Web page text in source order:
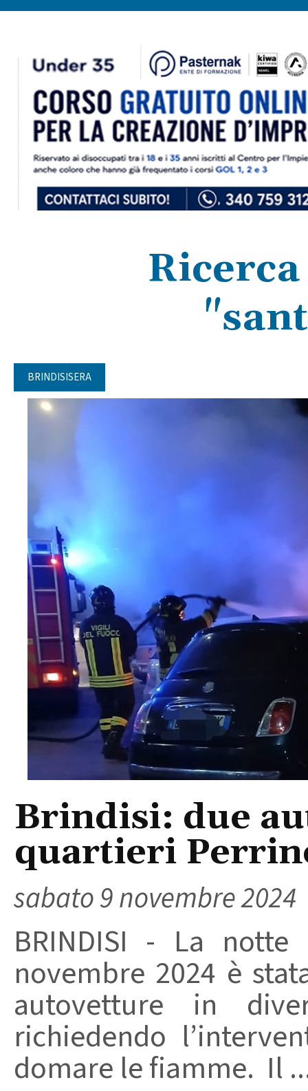
BRINDISISERA
Brindisi: due
quartieri
sabato 9 novembre 2024
BRINDISI - La
novembre 2024 è
autovetture in
richiedendo
domare le fiamme. Il